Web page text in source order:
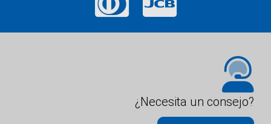
¿Necesita un consejo?